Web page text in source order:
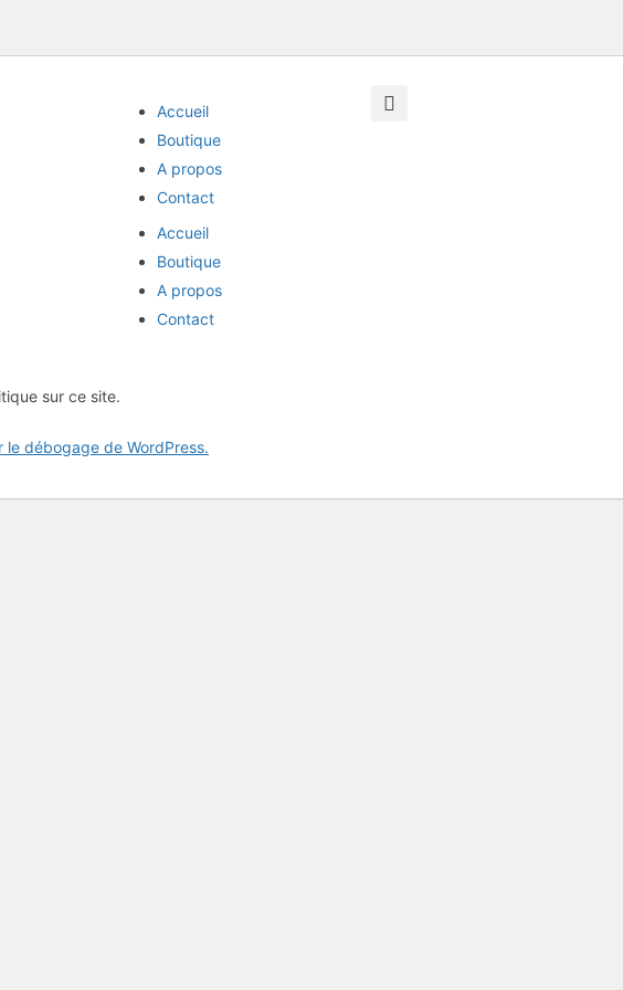
Accueil
Boutique
A propos
Contact
Accueil
Boutique
A propos
Contact
sur ce site.
le débogage de WordPress.